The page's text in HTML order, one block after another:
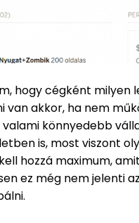
hogy cégként milyen
van akkor, ha nem
könnyedebb
is, most viszont
hozzá maximum,
ez még nem jelenti